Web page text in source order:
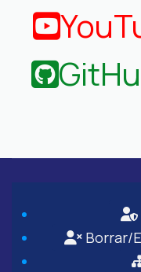
Borrar/